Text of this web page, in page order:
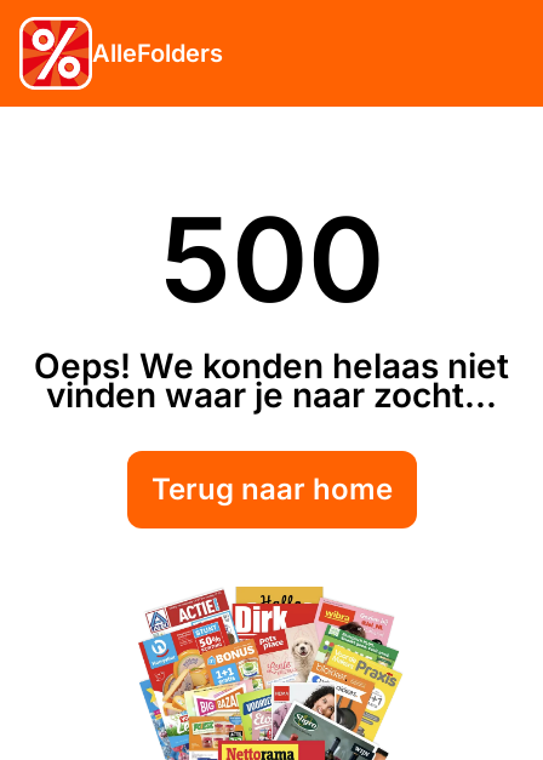
AlleFolders
500
Oeps! We konden helaas niet
vinden waar je naar zocht...
Terug naar home